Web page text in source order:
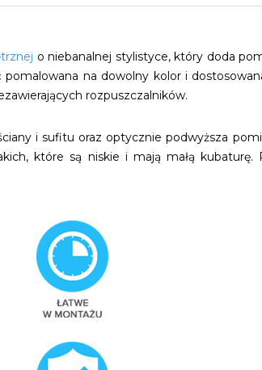
o niebanalnej stylistyce, który doda
na dowolny kolor i
rozpuszczalników.
i sufitu oraz optycznie podwyższa
które są niskie i mają małą kubaturę.